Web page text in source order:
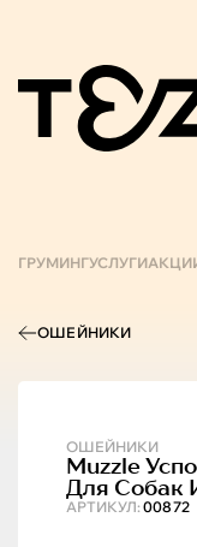
ГРУМИНГУСЛУГИ
ОШЕЙНИКИ
ОШЕЙНИКИ
АРТИКУЛ: 00872
Muzzle
Для Собак